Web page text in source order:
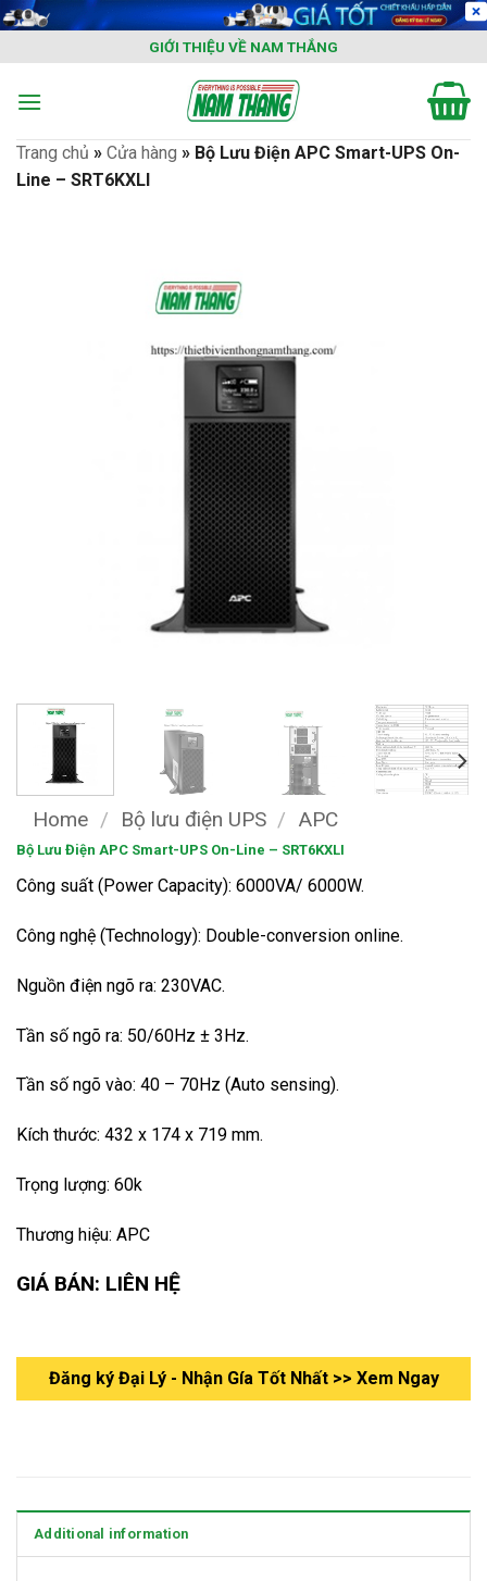
Skip
content
GIỚI THIỆU VỀ NAM THẮNG
Trang chủ » Cửa hàng » Bộ Lưu Điện APC Smart-UPS On-
Line – SRT6KXLI
Home / Bộ lưu điện UPS / APC
Bộ Lưu Điện APC Smart-UPS On-Line – SRT6KXLI
Công suất (Power Capacity): 6000VA/ 6000W.
Công nghệ (Technology): Double-conversion online.
Nguồn điện ngõ ra: 230VAC.
Tần số ngõ ra: 50/60Hz ± 3Hz.
Tần số ngõ vào: 40 – 70Hz (Auto sensing).
Kích thước: 432 x 174 x 719 mm.
Trọng lượng: 60k
Thương hiệu: APC
GIÁ BÁN: LIÊN HỆ
Đăng ký Đại Lý - Nhận Gía Tốt Nhất >> Xem Ngay
Additional information